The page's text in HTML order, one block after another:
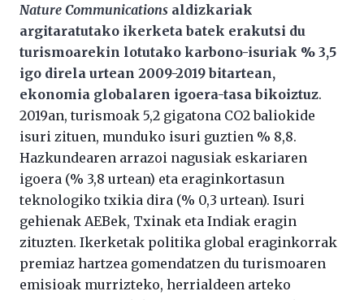
Nature Communications aldizkariak
argitaratutako ikerketa batek erakutsi du
turismoarekin lotutako karbono-isuriak % 3,5
igo direla urtean 2009-2019 bitartean,
ekonomia globalaren igoera-tasa bikoiztuz.
2019an, turismoak 5,2 gigatona CO2 baliokide
isuri zituen, munduko isuri guztien % 8,8.
Hazkundearen arrazoi nagusiak eskariaren
igoera (% 3,8 urtean) eta eraginkortasun
teknologiko txikia dira (% 0,3 urtean). Isuri
gehienak AEBek, Txinak eta Indiak eragin
zituzten. Ikerketak politika global eraginkorrak
premiaz hartzea gomendatzen du turismoaren
emisioak murrizteko, herrialdeen arteko